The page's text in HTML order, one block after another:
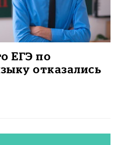
ЕГЭ по
отказались